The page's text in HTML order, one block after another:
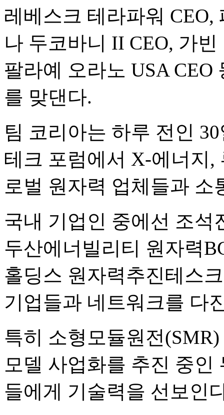
레베스크 테라파워
나 두코바니 II CEO, 가
팔라예 오라노 USA
를 맞댄다.
팀 코리아는 하루 전인
테크 포럼에서 X-에너지,
로벌 원자력 업체들과 소
국내 기업인 중에선 조석
두산에너빌리티 원자력
홀딩스 원자력추진테스
기업들과 네트워크를 다
특히 소형모듈원전
모델 사업화를 추진 중
들에게 기술력을 선보인